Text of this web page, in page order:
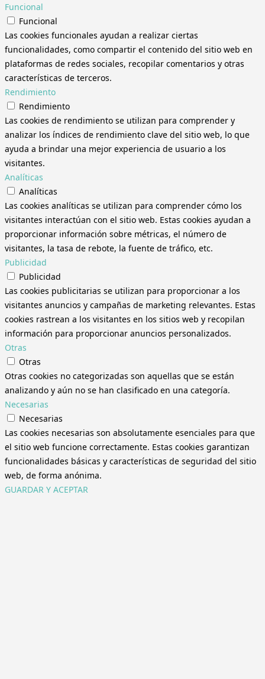
Funcional
Funcional
Las cookies funcionales ayudan a realizar ciertas
funcionalidades, como compartir el contenido del sitio web en
plataformas de redes sociales, recopilar comentarios y otras
características de terceros.
Rendimiento
Rendimiento
Las cookies de rendimiento se utilizan para comprender y
analizar los índices de rendimiento clave del sitio web, lo que
ayuda a brindar una mejor experiencia de usuario a los
visitantes.
Analíticas
Analíticas
Las cookies analíticas se utilizan para comprender cómo los
visitantes interactúan con el sitio web. Estas cookies ayudan a
proporcionar información sobre métricas, el número de
visitantes, la tasa de rebote, la fuente de tráfico, etc.
Publicidad
Publicidad
Las cookies publicitarias se utilizan para proporcionar a los
visitantes anuncios y campañas de marketing relevantes. Estas
cookies rastrean a los visitantes en los sitios web y recopilan
información para proporcionar anuncios personalizados.
Otras
Otras
Otras cookies no categorizadas son aquellas que se están
analizando y aún no se han clasificado en una categoría.
Necesarias
Necesarias
Las cookies necesarias son absolutamente esenciales para que
el sitio web funcione correctamente. Estas cookies garantizan
funcionalidades básicas y características de seguridad del sitio
web, de forma anónima.
GUARDAR Y ACEPTAR